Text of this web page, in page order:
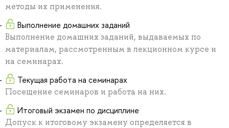
методы их применения.
Выполнение домашних заданий
Выполнение домашних заданий, выдаваемых по
материалам, рассмотренным в лекционном курсе и
на семинарах.
Текущая работа на семинарах
Посещение семинаров и работа на них.
Итоговый экзамен по дисциплине
Допуск к итоговому экзамену определяется в